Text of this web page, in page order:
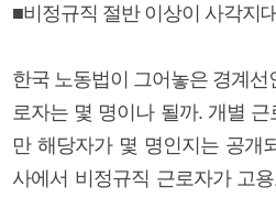
■비정규직 절반 이상이 사각지
한국 노동법이 그어놓은 경계선
로자는 몇 명이나 될까. 개별
만 해당자가 몇 명인지는 공개
사에서 비정규직 근로자가 고